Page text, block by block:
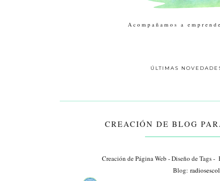
Acompañamos a
ÚLTIMAS
CREACIÓN DE BLOG
Creación de Página Web - Diseño de Tags
Blog: